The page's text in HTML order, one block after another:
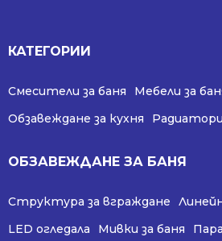
КАТЕГОРИИ
Смесители за баня Мебели за
Обзавеждане за кухня
ОБЗАВЕЖДАНЕ ЗА БАНЯ
Структура за вграждане
LED огледала
Мивки за баня